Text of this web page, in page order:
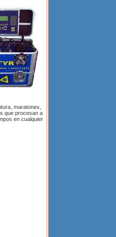
maratones,
que procesan a
en cualquier